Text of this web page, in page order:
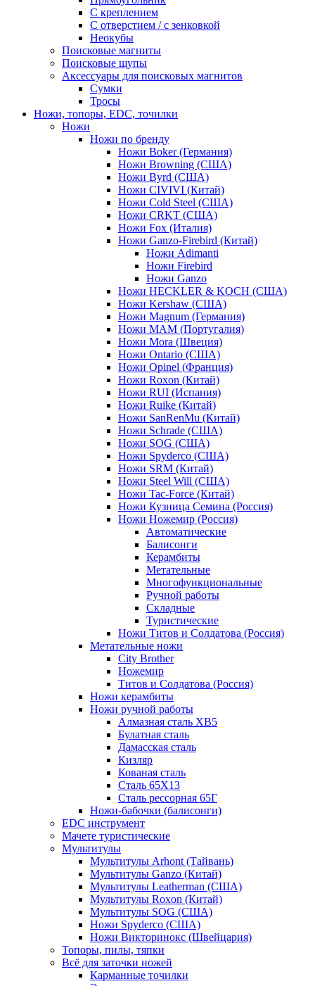
С креплением
С отверстием / с зенковкой
Неокубы
Поисковые магниты
Поисковые щупы
Аксессуары для поисковых магнитов
Сумки
Тросы
Ножи, топоры, EDC, точилки
Ножи
Ножи по бренду
Ножи Boker (Германия)
Ножи Browning (США)
Ножи Byrd (США)
Ножи CIVIVI (Китай)
Ножи Cold Steel (США)
Ножи CRKT (США)
Ножи Fox (Италия)
Ножи Ganzo-Firebird (Китай)
Ножи Adimanti
Ножи Firebird
Ножи Ganzo
Ножи HECKLER & KOCH (США)
Ножи Kershaw (США)
Ножи Magnum (Германия)
Ножи MAM (Португалия)
Ножи Mora (Швеция)
Ножи Ontario (США)
Ножи Opinel (Франция)
Ножи Roxon (Китай)
Ножи RUI (Испания)
Ножи Ruike (Китай)
Ножи SanRenMu (Китай)
Ножи Schrade (США)
Ножи SOG (США)
Ножи Spyderco (США)
Ножи SRM (Китай)
Ножи Steel Will (США)
Ножи Tac-Force (Китай)
Ножи Кузница Семина (Россия)
Ножи Ножемир (Россия)
Автоматические
Балисонги
Керамбиты
Метательные
Многофункциональные
Ручной работы
Складные
Туристические
Ножи Титов и Солдатова (Россия)
Метательные ножи
City Brother
Ножемир
Титов и Солдатова (Россия)
Ножи керамбиты
Ножи ручной работы
Алмазная сталь ХВ5
Булатная сталь
Дамасская сталь
Кизляр
Кованая сталь
Сталь 65Х13
Сталь рессорная 65Г
Ножи-бабочки (балисонги)
EDC инструмент
Мачете туристические
Мультитулы
Мультитулы Arhont (Тайвань)
Мультитулы Ganzo (Китай)
Мультитулы Leatherman (США)
Мультитулы Roxon (Китай)
Мультитулы SOG (США)
Ножи Spyderco (США)
Ножи Викторинокс (Швейцария)
Топоры, пилы, тяпки
Всё для заточки ножей
Карманные точилки